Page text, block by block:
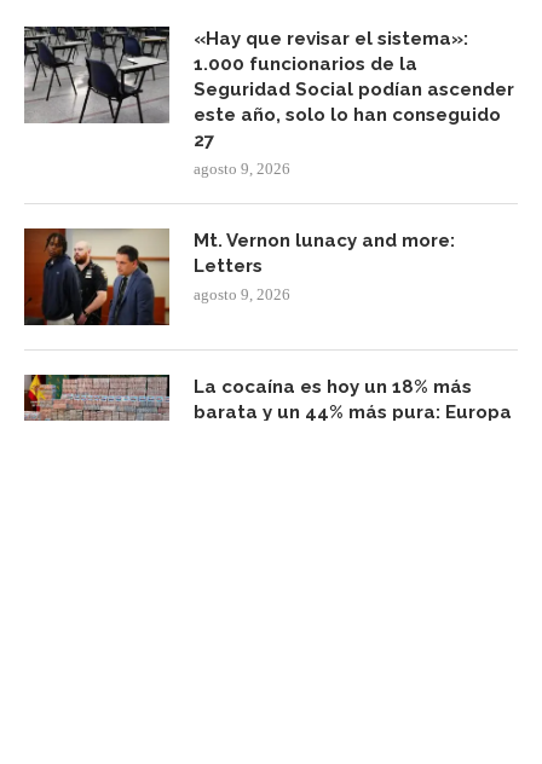
«Hay que revisar el sistema»:
1.000 funcionarios de la
Seguridad Social podían ascender
este año, solo lo han conseguido
27
agosto 9, 2026
Mt. Vernon lunacy and more:
Letters
agosto 9, 2026
La cocaína es hoy un 18% más
barata y un 44% más pura: Europa